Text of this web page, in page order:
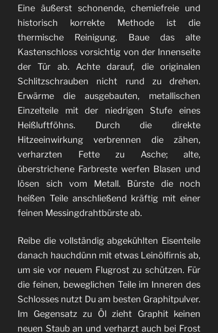
Eine äußerst schonende, chemiefreie und
historisch korrekte Methode ist die
thermische Reinigung. Baue das alte
Kastenschloss vorsichtig von der Innenseite
der Tür ab. Achte darauf, die originalen
Schlitzschrauben nicht rund zu drehen.
Erwärme die ausgebauten, metallischen
Einzelteile mit der niedrigen Stufe eines
Heißluftföhns. Durch die direkte
Hitzeeinwirkung verbrennen die zähen,
verharzten Fette zu Asche; alte,
überstrichene Farbreste werfen Blasen und
lösen sich vom Metall. Bürste die noch
heißen Teile anschließend kräftig mit einer
feinen Messingdrahtbürste ab.
Reibe die vollständig abgekühlten Eisenteile
danach hauchdünn mit etwas Leinölfirnis ab,
um sie vor neuem Flugrost zu schützen. Für
die feinen, beweglichen Teile im Inneren des
Schlosses nutzt Du am besten Graphitpulver.
Im Gegensatz zu Öl zieht Graphit keinen
neuen Staub an und verharzt auch bei Frost